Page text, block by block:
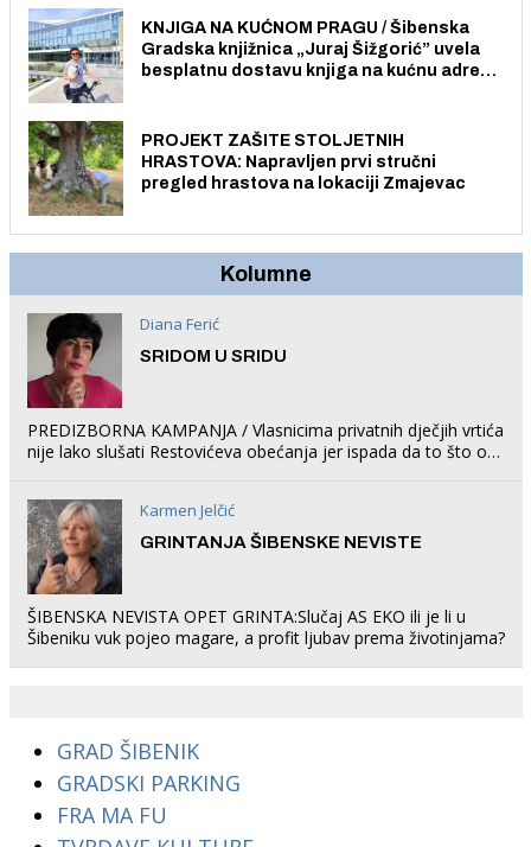
KNJIGA NA KUĆNOM PRAGU / Šibenska
Gradska knjižnica „Juraj Šižgorić” uvela
besplatnu dostavu knjiga na kućnu adresu
PROJEKT ZAŠITE STOLJETNIH
HRASTOVA: Napravljen prvi stručni
pregled hrastova na lokaciji Zmajevac
Kolumne
Diana Ferić
SRIDOM U SRIDU
PREDIZBORNA KAMPANJA / Vlasnicima privatnih dječjih vrtića
nije lako slušati Restovićeva obećanja jer ispada da to što oni
Karmen Jelčić
GRINTANJA ŠIBENSKE NEVISTE
ŠIBENSKA NEVISTA OPET GRINTA:Slučaj AS EKO ili je li u
Šibeniku vuk pojeo magare, a profit ljubav prema životinjama?
GRAD ŠIBENIK
GRADSKI PARKING
FRA MA FU